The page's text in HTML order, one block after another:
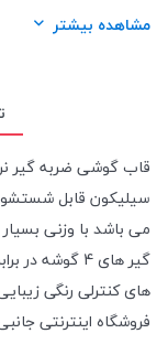
ساختار: TPU
مشاهده بیشتر
سیلیکون قابل شستشو
می باشد با وزنی
گیر های 4
های کنترلی رنگی
فروشگاه اینترنتی